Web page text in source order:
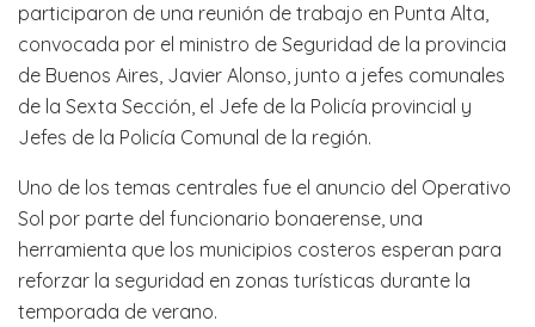
participaron de una reunión de trabajo en Punta Alta,
convocada por el ministro de Seguridad de la provincia
de Buenos Aires, Javier Alonso, junto a jefes comunales
de la Sexta Sección, el Jefe de la Policía provincial y
Jefes de la Policía Comunal de la región.
Uno de los temas centrales fue el anuncio del Operativo
Sol por parte del funcionario bonaerense, una
herramienta que los municipios costeros esperan para
reforzar la seguridad en zonas turísticas durante la
temporada de verano.